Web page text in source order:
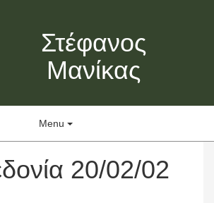
Στέφανος
Μανίκας
Menu
20/02/02